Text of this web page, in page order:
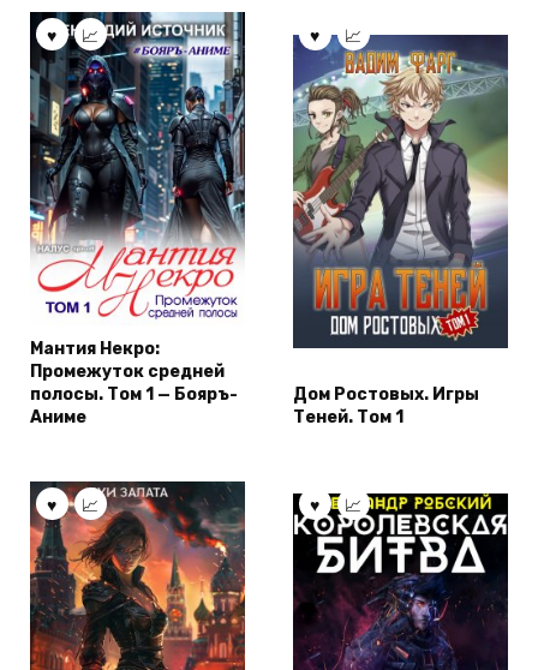
Мантия Некро:
Промежуток средней
полосы. Том 1 — Бояръ-
Аниме
Дом Ростовых. Игры
Теней. Том 1